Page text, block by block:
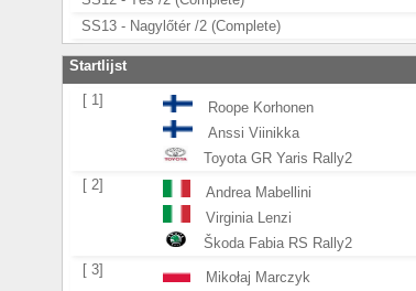
SS13 - Nagylőtér /2 (Complete)
Startlijst
[ 1]
Roope Korhonen
Anssi Viinikka
Toyota GR Yaris Rally2
[ 2]
Andrea Mabellini
Virginia Lenzi
Škoda Fabia RS Rally2
[ 3]
Mikołaj Marczyk